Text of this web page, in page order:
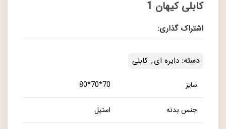
کابلی کیهان 1
اشتراک گذاری:
دسته: دایره ای, کابلی
سایز 70*70*80
جنس بدنه استیل